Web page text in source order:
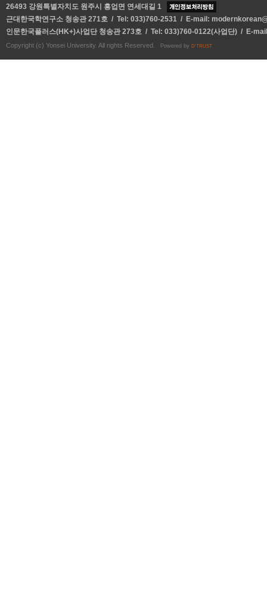
26493 강원특별자치도 원주시 흥업면 연세대길 1
근대한국학연구소 청송관 271호 / Tel: 033)760-2531 / E-mail:
인문한국플러스(HK+)사업단 청송관 273호 / Tel: 033)760-0122(사업단) / E-
Copyright (c) Yonsei University. All rights Reserved. Powered by D'TRUST